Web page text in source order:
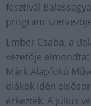
fesztivál
program
Ember Csaba, a
vezetője
Márk Alapfokú
diákok idén
érkeztek. A július